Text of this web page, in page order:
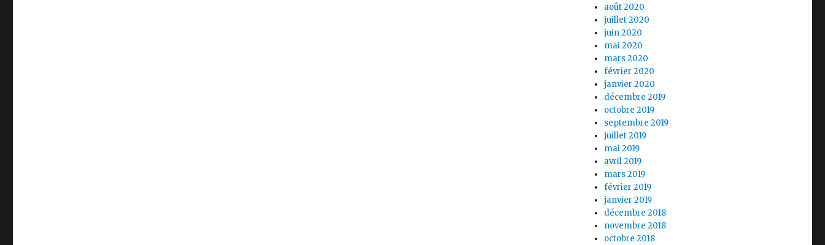
août 2020
juillet 2020
juin 2020
mai 2020
mars 2020
février 2020
janvier 2020
décembre 2019
octobre 2019
septembre 2019
juillet 2019
mai 2019
avril 2019
mars 2019
février 2019
janvier 2019
décembre 2018
novembre 2018
octobre 2018